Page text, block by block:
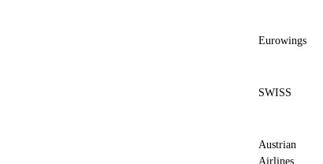
Eurowings
SWISS
Austrian
Airlines